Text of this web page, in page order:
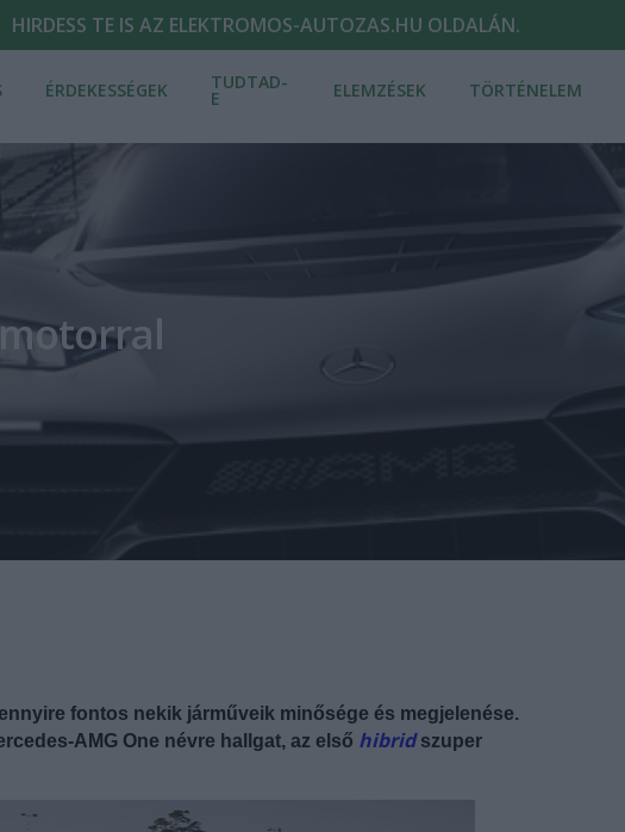
HIRDESS TE IS AZ ELEKTROMOS-AUTOZAS.HU OLDALÁN.
ÉRDEKESSÉGEK TUDTAD-
E ELEMZÉSEK TÖRTÉNELEM
fontos nekik járműveik minősége és megjelenése.
AMG One névre hallgat, az első hibridszuper